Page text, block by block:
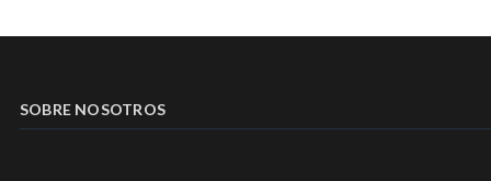
SOBRE NOSOTROS